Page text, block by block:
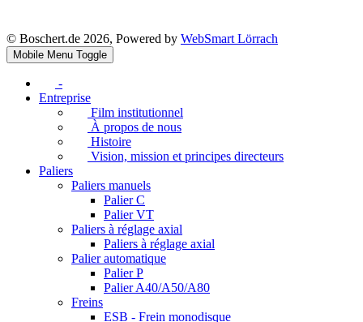
© Boschert.de 2026, Powered by WebSmart Lörrach
Mobile Menu Toggle
-
Entreprise
Film institutionnel
À propos de nous
Histoire
Vision, mission et principes directeurs
Paliers
Paliers manuels
Palier C
Palier VT
Paliers à réglage axial
Paliers à réglage axial
Palier automatique
Palier P
Palier A40/A50/A80
Freins
ESB - Frein monodisque